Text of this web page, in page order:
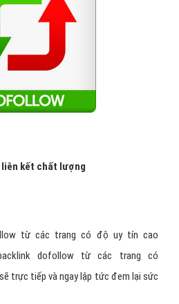
liên kết chất lượng
từ các trang có độ uy tín cao
dofollow từ các trang có
trực tiếp và ngay lập tức đem lại sức